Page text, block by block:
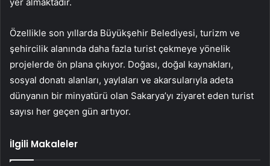
Özellikle son yıllarda Büyükşehir Belediyesi, turizm ve
şehircilik alanında daha fazla turist çekmeye yönelik
projelerde ön plana çıkıyor. Doğası, doğal kaynakları,
sosyal donatı alanları, yaylaları ve akarsularıyla adeta
dünyanın bir minyatürü olan Sakarya’yı ziyaret eden turist
sayısı her geçen gün artıyor.
İlgili Makaleler